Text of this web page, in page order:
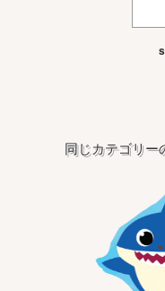
同じカテゴリー